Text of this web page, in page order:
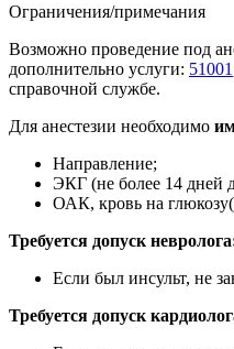
Ограничения/примечания
Возможно проведение под
дополнительно услуги: 51001
справочной службе.
Для анестезии необходимо
Направление;
ЭКГ (не более 14 дней
ОАК, кровь на
Требуется допуск
Если был инсульт, не
Требуется допуск